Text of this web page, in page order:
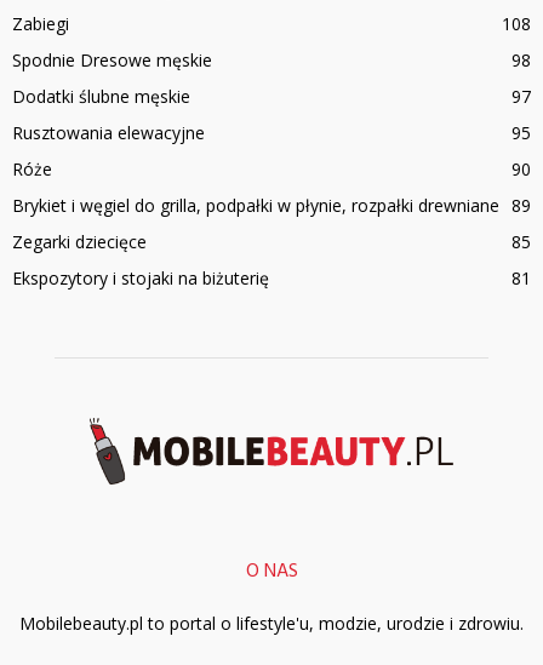
Zabiegi
108
Spodnie Dresowe męskie
98
Dodatki ślubne męskie
97
Rusztowania elewacyjne
95
Róże
90
Brykiet i węgiel do grilla, podpałki w płynie, rozpałki drewniane 89
Zegarki dziecięce
85
Ekspozytory i stojaki na biżuterię
81
O NAS
Mobilebeauty.pl to portal o lifestyle'u, modzie, urodzie i zdrowiu.